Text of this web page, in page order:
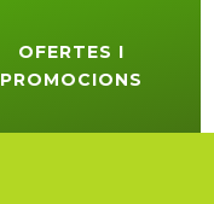
OFERTES I
PROMOCIONS